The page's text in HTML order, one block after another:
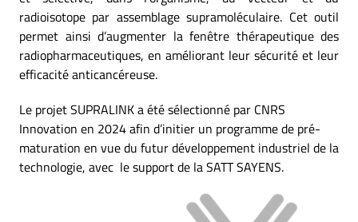
radioisotope par assemblage supramoléculaire. Cet outil
permet ainsi d’augmenter la fenêtre thérapeutique des
radiopharmaceutiques, en améliorant leur sécurité et leur
efficacité anticancéreuse.
Le projet SUPRALINK a été sélectionné par CNRS
Innovation en 2024 afin d’initier un programme de pré-
maturation en vue du futur développement industriel de la
technologie, avec le support de la SATT SAYENS.